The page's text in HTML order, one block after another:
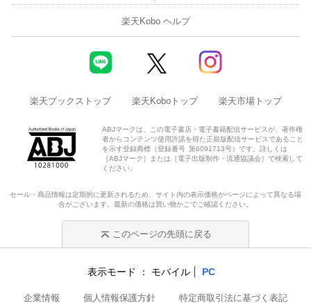
楽天Kobo ヘルプ
楽天ブックストップ 楽天Koboトップ 楽天市場トップ
ABJマークは、この電子書店・電子書籍配信サービスが、著作権
者からコンテンツ使用許諾を得た正規版配信サービスであること
を示す登録商標（登録番号 第6091713号）です。詳しくは
［ABJマーク］または［電子出版制作・流通協議会］で検索して
ください。
セール・商品情報は定期的に更新されるため、サイト内の表示価格がページによって異なる場
合がございます。最新の価格は買い物かごでご確認ください。
このページの先頭に戻る
表示モード モバイル PC
企業情報 個人情報保護方針 特定商取引法に基づく表記